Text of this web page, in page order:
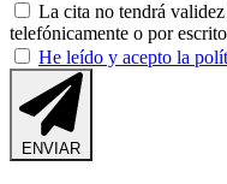
La cita no tendrá
telefónicamente o por
He leído y acepto la
ENVIAR